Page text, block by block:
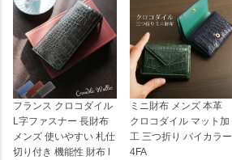
フランス クロコダイル
L字ファスナー 長財布
メンズ 使いやすい 札仕
切り付き 機能性 財布 l
ミニ財布 メンズ 本革
クロコダイル マット加
工 三つ折り バイカラー
4FA